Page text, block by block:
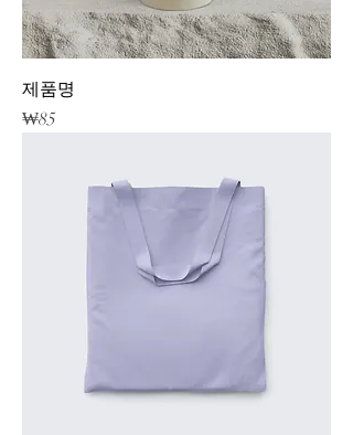
제품명
가격
₩85